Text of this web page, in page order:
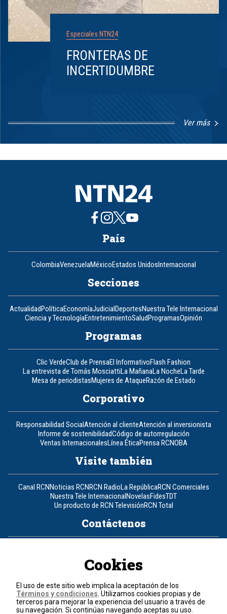
Especiales NTN24
FRONTERAS DE
INCERTIDUMBRE
Ver más
1
8
País
ColombiaVenezuelaMéxicoEstados UnidosInternacional
Secciones
ActualidadPolíticaEconomíaJudicialDeportesNuestra Tele Internacional
Ciencia y TecnologíaEntretenimientoSaludProgramasOpinión
Programas
Clic VerdeClub de PrensaEl InformativoFlash Fashion
La entrevista de Tomás MosciattiLa MañanaLa NocheLa Tarde
Mesa de periodistasMujeres de AtaqueRazón de Estado
Corporativo
Responsabilidad SocialAtención al clienteAtención al inversionista
Informe de sostenibilidadCódigo de autorregulación
Ventas InternacionalesLínea ÉticaPrensa RCNOBA
Visite también
Canal RCNNoticias RCNRCN RadioLa RepúblicaRCN Comerciales
Nuestra Tele InternacionalNovelasFidesTDT
Un producto de RCN TelevisiónRCN Total
Contáctenos
Política de cookies
Términos y condiciones
© 2026, RCN Medios.
Cookies
El uso de este sitio web implica la aceptación de los
Términos y condiciones . Utilizamos cookies propias y de
terceros para mejorar la experiencia del usuario a través de
su navegación. Si continúas navegando aceptas su uso.